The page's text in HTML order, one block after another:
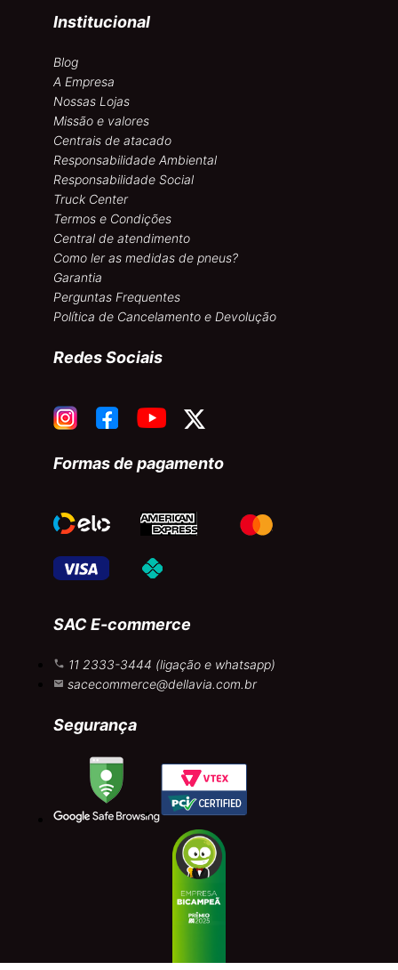
Institucional
Blog
A Empresa
Nossas Lojas
Missão e valores
Centrais de atacado
Responsabilidade Ambiental
Responsabilidade Social
Truck Center
Termos e Condições
Central de atendimento
Como ler as medidas de pneus?
Garantia
Perguntas Frequentes
Política de Cancelamento e Devolução
Redes Sociais
Formas de pagamento
SAC E-commerce
11 2333-3444 (ligação e whatsapp)
sacecommerce@dellavia.com.br
Segurança